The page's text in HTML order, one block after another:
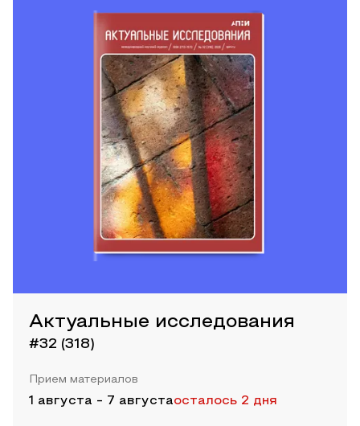
Актуальные исследования
#32 (318)
Прием материалов
1 августа - 7 августаосталось 2 дня